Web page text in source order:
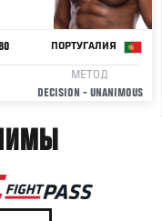
ПОРТУГАЛИЯ
МЕТОД
DECISION - UNANIMOUS